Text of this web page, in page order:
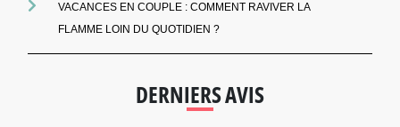
VACANCES EN COUPLE : COMMENT RAVIVER LA
FLAMME LOIN DU QUOTIDIEN ?
DERNIERS AVIS